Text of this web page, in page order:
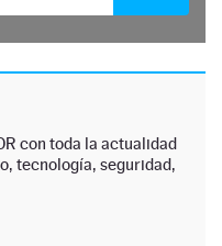
con toda la actualidad
tecnología, seguridad,